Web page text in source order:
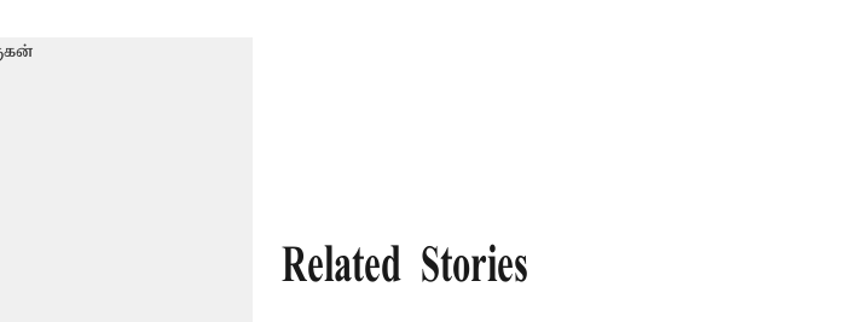
Related Stories